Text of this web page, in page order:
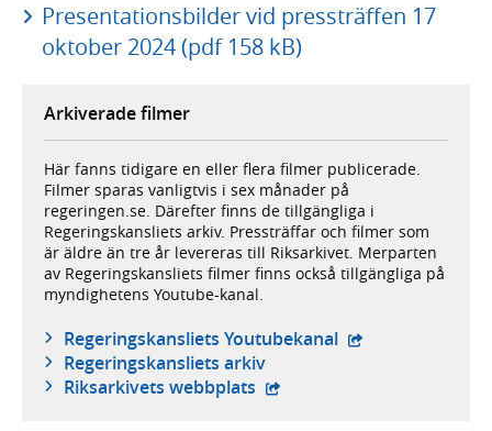
Presentationsbilder vid pressträffen 17
oktober 2024 (pdf 158 kB)
Arkiverade filmer
Här fanns tidigare en eller flera filmer publicerade.
Filmer sparas vanligtvis i sex månader på
regeringen.se. Därefter finns de tillgängliga i
Regeringskansliets arkiv. Pressträffar och filmer som
är äldre än tre år levereras till Riksarkivet. Merparten
av Regeringskansliets filmer finns också tillgängliga på
myndighetens Youtube-kanal.
Regeringskansliets Youtubekanal - extern
Regeringskansliets arkiv
Riksarkivets webbplats - extern webbplats,